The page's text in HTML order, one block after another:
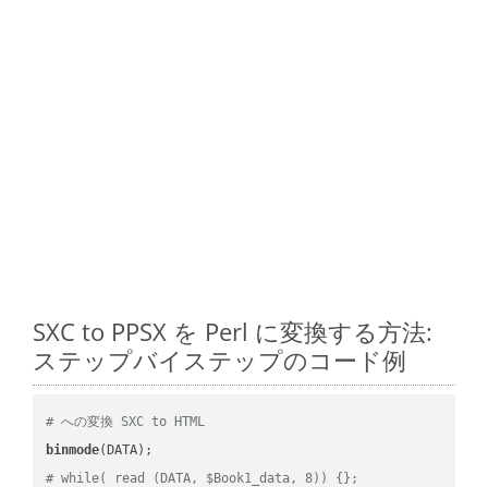
SXC to PPSX を Perl に変換する方法:
ステップバイステップのコード例
# への変換 SXC to HTML
binmode
# while( read (DATA, $Book1_data, 8)) {};